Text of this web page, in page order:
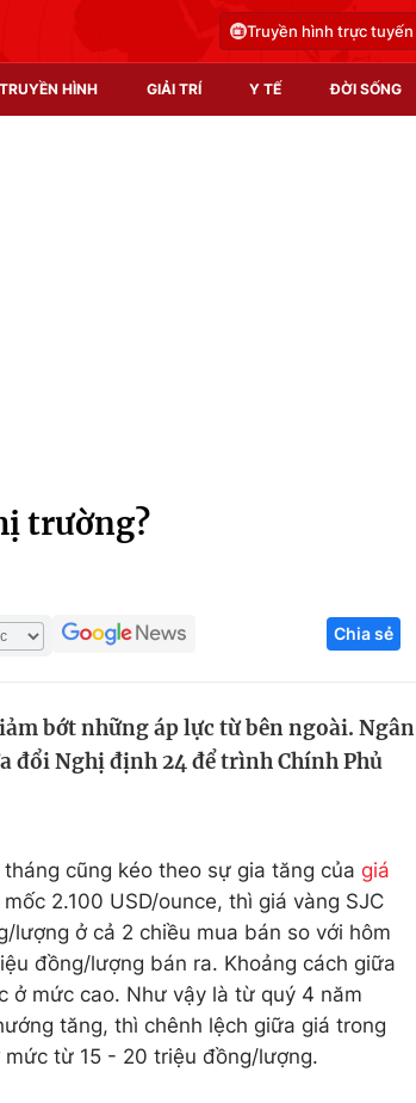
Truyền hình trực tuyến
TRUYỀN HÌNH GIẢI TRÍ Y TẾ ĐỜI SỐNG
dục
trực tuyến
Công nghệ
Sản phẩm
trường?
Chia sẻ
bớt những áp lực từ bên ngoài. Ngân
đổi Nghị định 24 để trình Chính Phủ
cũng kéo theo sự gia tăng của giá
2.100 USD/ounce, thì giá vàng SJC
ở cả 2 chiều mua bán so với hôm
đồng/lượng bán ra. Khoảng cách giữa
ở mức cao. Như vậy là từ quý 4 năm
tăng, thì chênh lệch giữa giá trong
từ 15 - 20 triệu đồng/lượng.